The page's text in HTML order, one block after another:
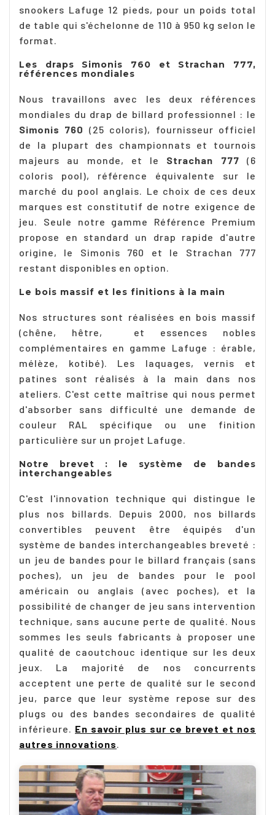
snookers Lafuge 12 pieds, pour un poids total
de table qui s'échelonne de 110 à 950 kg selon le
format.
Les draps Simonis 760 et Strachan 777,
références mondiales
Nous travaillons avec les deux références
mondiales du drap de billard professionnel : le
Simonis 760 (25 coloris), fournisseur officiel
de la plupart des championnats et tournois
majeurs au monde, et le Strachan 777 (6
coloris pool), référence équivalente sur le
marché du pool anglais. Le choix de ces deux
marques est constitutif de notre exigence de
jeu. Seule notre gamme Référence Premium
propose en standard un drap rapide d'autre
origine, le Simonis 760 et le Strachan 777
restant disponibles en option.
Le bois massif et les finitions à la main
Nos structures sont réalisées en bois massif
(chêne, hêtre, et essences nobles
complémentaires en gamme Lafuge : érable,
mélèze, kotibé). Les laquages, vernis et
patines sont réalisés à la main dans nos
ateliers. C'est cette maîtrise qui nous permet
d'absorber sans difficulté une demande de
couleur RAL spécifique ou une finition
particulière sur un projet Lafuge.
Notre brevet : le système de bandes
interchangeables
C'est l'innovation technique qui distingue le
plus nos billards. Depuis 2000, nos billards
convertibles peuvent être équipés d'un
système de bandes interchangeables breveté :
un jeu de bandes pour le billard français (sans
poches), un jeu de bandes pour le pool
américain ou anglais (avec poches), et la
possibilité de changer de jeu sans intervention
technique, sans aucune perte de qualité. Nous
sommes les seuls fabricants à proposer une
qualité de caoutchouc identique sur les deux
jeux. La majorité de nos concurrents
acceptent une perte de qualité sur le second
jeu, parce que leur système repose sur des
plugs ou des bandes secondaires de qualité
inférieure. En savoir plus sur ce brevet et nos
autres innovations